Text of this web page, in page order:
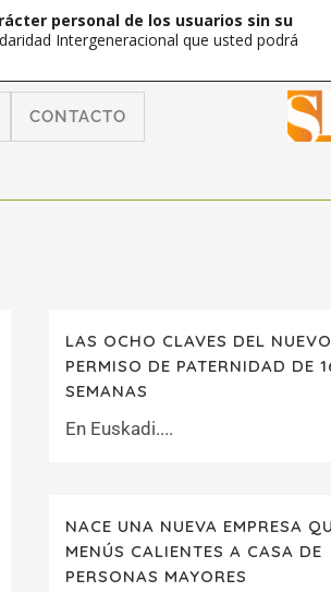
CONTACTO
LAS OCHO CLAVES DEL NUEVO
PERMISO DE PATERNIDAD DE
SEMANAS
En Euskadi....
NACE UNA NUEVA EMPRESA
MENÚS CALIENTES A CASA DE
PERSONAS MAYORES
personal de los usuarios sin su
Intergeneracional que usted podrá